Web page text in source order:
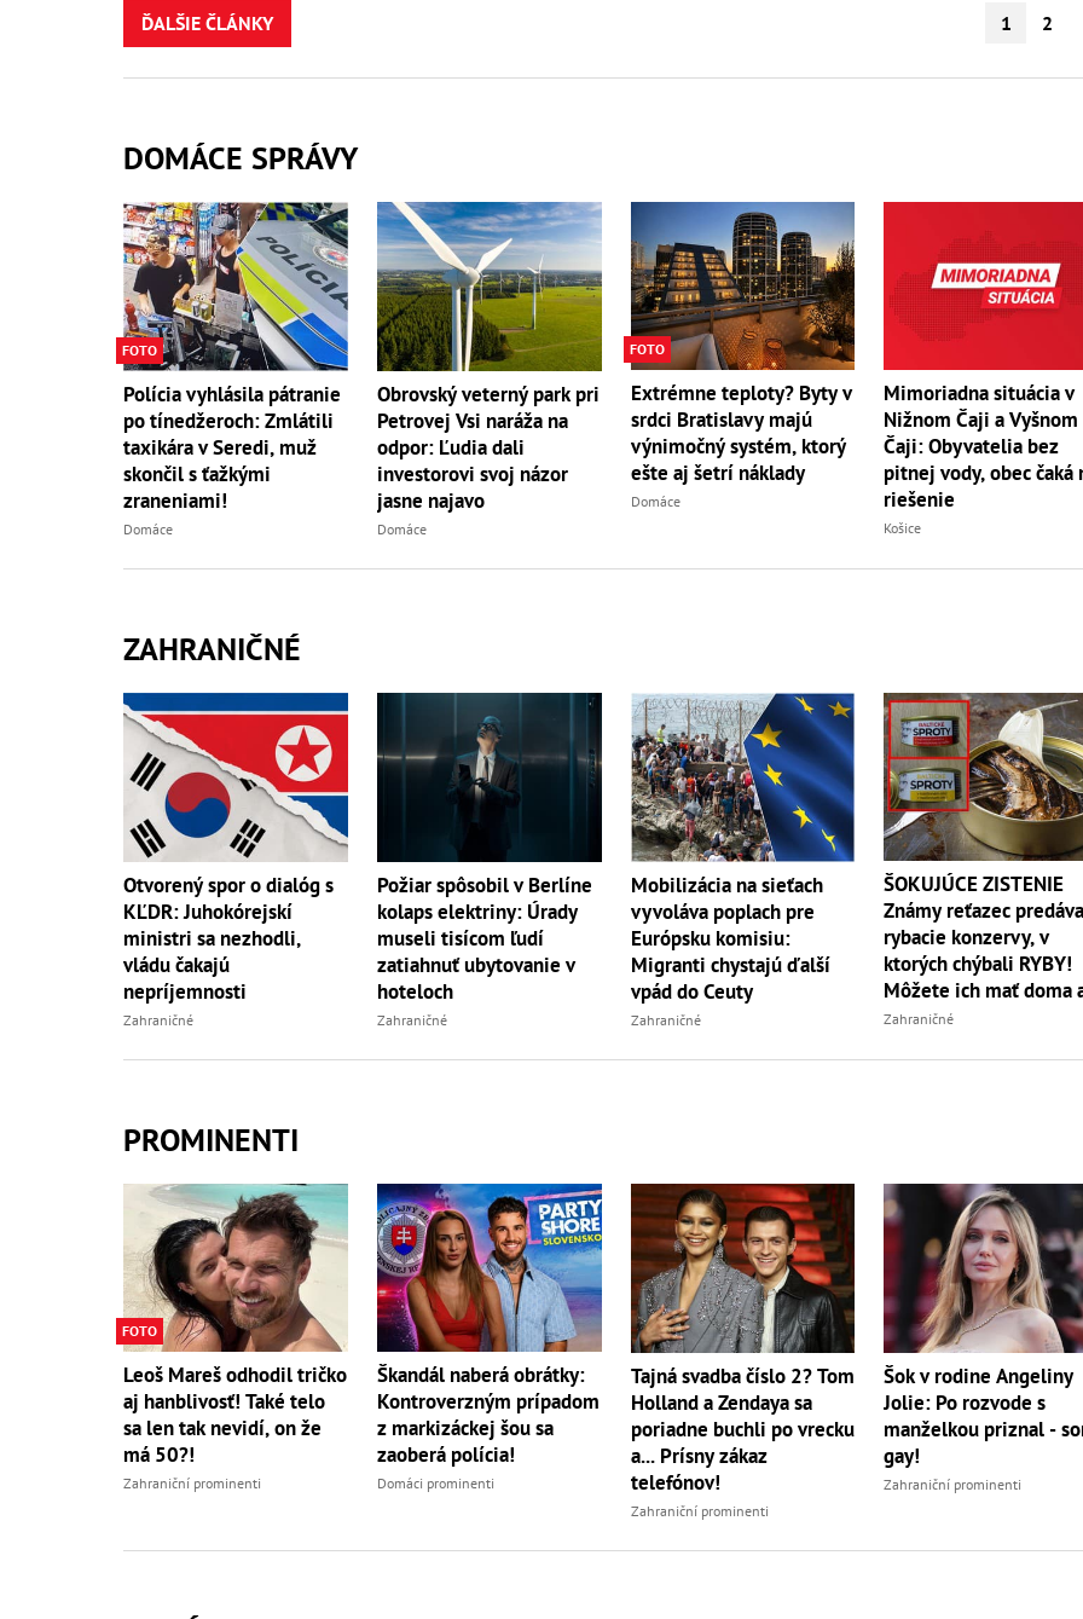
ĎALŠIE ČLÁNKY 1 2
DOMÁCE SPRÁVY
FOTO
Polícia vyhlásila pátranie
po tínedžeroch: Zmlátili
taxikára v Seredi, muž
skončil s ťažkými
zraneniami!
Domáce
Obrovský veterný park pri
Petrovej Vsi naráža na
odpor: Ľudia dali
investorovi svoj názor
jasne najavo
Domáce
FOTO
Extrémne teploty? Byty v
srdci Bratislavy majú
výnimočný systém, ktorý
ešte aj šetrí náklady
Domáce
Mimoriadna situácia v
Nižnom Čaji a Vyšnom
Čaji: Obyvatelia bez
pitnej vody, obec čaká
riešenie
Košice
ZAHRANIČNÉ
Otvorený spor o dialóg s
KĽDR: Juhokórejskí
ministri sa nezhodli,
vládu čakajú
nepríjemnosti
Zahraničné
Požiar spôsobil v Berlíne
kolaps elektriny: Úrady
museli tisícom ľudí
zatiahnuť ubytovanie v
hoteloch
Zahraničné
Mobilizácia na sieťach
vyvoláva poplach pre
Európsku komisiu:
Migranti chystajú ďalší
vpád do Ceuty
Zahraničné
ŠOKUJÚCE ZISTENIE
Známy reťazec
rybacie konzervy, v
ktorých chýbali RYBY!
Môžete ich mať doma
vy
Zahraničné
PROMINENTI
FOTO
Leoš Mareš odhodil tričko
aj hanblivosť! Také telo
sa len tak nevidí, on že
má 50?!
Zahraniční prominenti
Škandál naberá obrátky:
Kontroverzným prípadom
z markizáckej šou sa
zaoberá polícia!
Domáci prominenti
Tajná svadba číslo 2? Tom
Holland a Zendaya sa
poriadne buchli po vrecku
a... Prísny zákaz
telefónov!
Zahraniční prominenti
Šok v rodine Angeliny
Jolie: Po rozvode s
manželkou priznal -
gay!
Zahraniční prominenti